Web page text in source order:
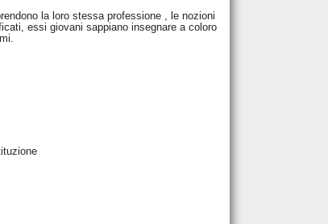
la loro stessa professione , le nozioni
essi giovani sappiano insegnare a coloro